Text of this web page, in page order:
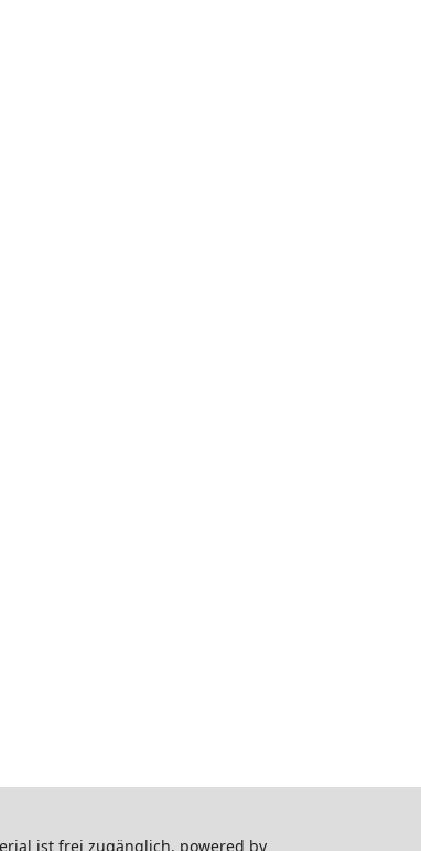
ist frei zugänglich. powered by